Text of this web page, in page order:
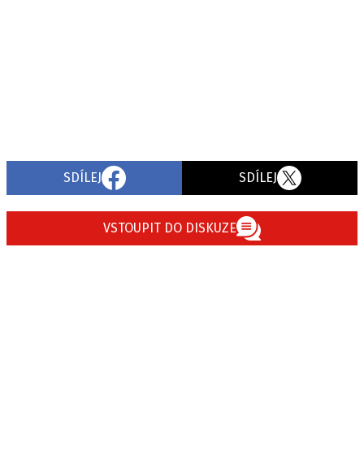
SDÍLEJ SDÍLEJ
VSTOUPIT DO DISKUZE